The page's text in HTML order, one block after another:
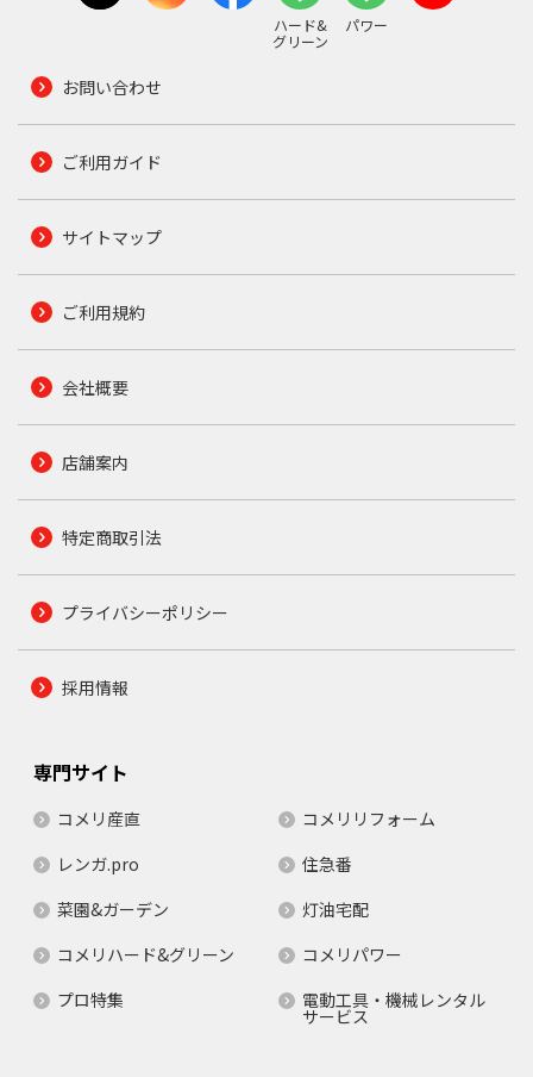
ハード&
グリーン
パワー
お問い合わせ
ご利用ガイド
サイトマップ
ご利用規約
会社概要
店舗案内
特定商取引法
プライバシーポリシー
採用情報
専門サイト
コメリ産直
コメリリフォーム
レンガ.pro
住急番
菜園&ガーデン
灯油宅配
コメリハード&グリーン
コメリパワー
プロ特集
電動工具・機械レンタル
サービス